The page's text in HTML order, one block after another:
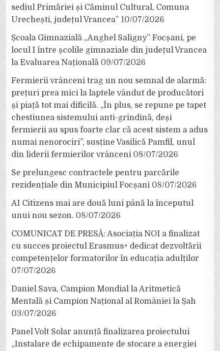
sediul Primăriei și Căminul Cultural, Comuna
Urechești, județul Vrancea” 10/07/2026
Școala Gimnazială „Anghel Saligny” Focșani, pe
locul I între școlile gimnaziale din județul Vrancea
la Evaluarea Națională 09/07/2026
Fermierii vrânceni trag un nou semnal de alarmă:
prețuri prea mici la laptele vândut de producători
și piață tot mai dificilă. „În plus, se repune pe tapet
chestiunea sistemului anti-grindină, deși
fermierii au spus foarte clar că acest sistem a adus
numai nenorociri”, susține Vasilică Pamfil, unul
din liderii fermierilor vrânceni 08/07/2026
Se prelungesc contractele pentru parcările
rezidențiale din Municipiul Focșani 08/07/2026
AI Citizens mai are două luni până la începutul
unui nou sezon. 08/07/2026
COMUNICAT DE PRESĂ: Asociația NOI a finalizat
cu succes proiectul Erasmus+ dedicat dezvoltării
competențelor formatorilor în educația adulților
07/07/2026
Daniel Sava, Campion Mondial la Aritmetică
Mentală și Campion Național al României la Șah
03/07/2026
Panel Volt Solar anunță finalizarea proiectului
„Instalare de echipamente de stocare a energiei